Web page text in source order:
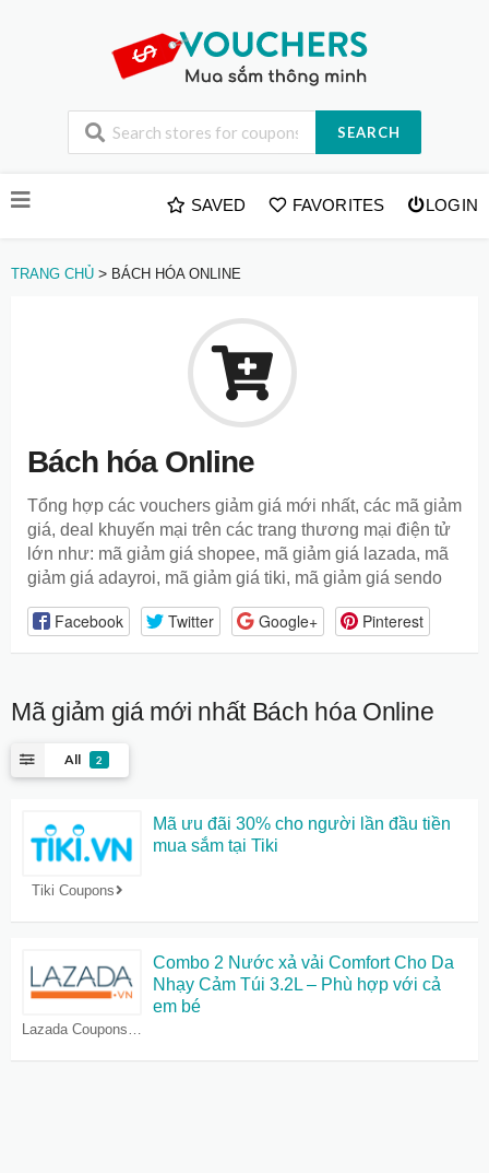
SEARCH
to
SAVED FAVORITES LOGIN
TRANG CHỦ > BÁCH HÓA ONLINE
Bách hóa Online
Tổng hợp các vouchers giảm giá mới nhất, các mã giảm
giá, deal khuyến mại trên các trang thương mại điện tử
lớn như: mã giảm giá shopee, mã giảm giá lazada, mã
giảm giá adayroi, mã giảm giá tiki, mã giảm giá sendo
Facebook Twitter Google+ Pinterest
Mã giảm giá mới nhất Bách hóa Online
All 2
Tiki Coupons
Mã ưu đãi 30% cho người lần đầu tiền
mua sắm tại Tiki
Combo 2 Nước xả vải Comfort Cho Da
Nhạy Cảm Túi 3.2L – Phù hợp với cả
em bé